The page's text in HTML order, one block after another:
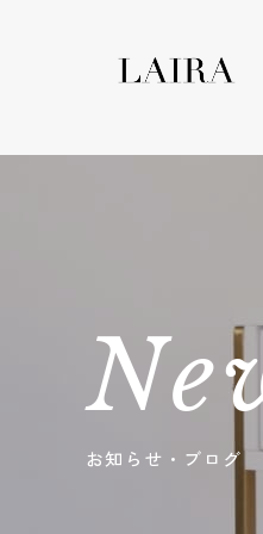
お知らせ・ブログ